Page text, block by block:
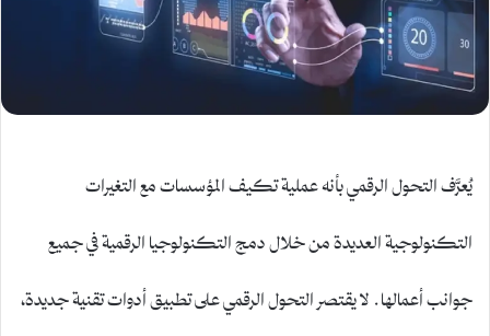
يُعرَّف التحول الرقمي بأنه عملية تكيف المؤسسات مع التغيرات
التكنولوجية العديدة من خلال دمج التكنولوجيا الرقمية في جميع
جوانب أعمالها. لا يقتصر التحول الرقمي على تطبيق أدوات تقنية جديدة،